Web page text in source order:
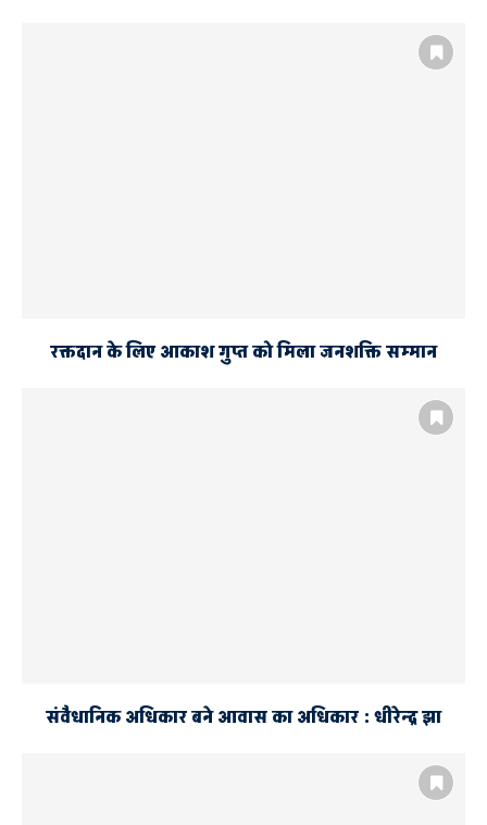
रक्तदान के लिए आकाश गुप्त को मिला जनशक्ति सम्मान
संवैधानिक अधिकार बने आवास का अधिकार : धीरेन्द्र झा